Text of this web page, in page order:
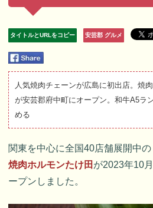
タイトルとURLをコピー 安芸郡 グルメ
人気焼肉チェーンが広島に初出店。焼
が安芸郡府中町にオープン。和牛A5ラ
める
関東を中心に全国40店舗展開中の
焼肉ホルモンたけ田 が2023年10
ープンしました。